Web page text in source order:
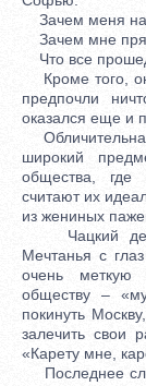
Зачем меня
Зачем мне
Что все
Кроме того, он
предпочли
оказался еще и
широкий
общества, где
считают их
из жениных
Чацкий
Мечтанья с
очень меткую
обществу –
покинуть
залечить свои
«Карету мне,
Последнее